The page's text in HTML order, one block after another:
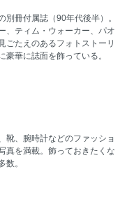
別冊付属誌（90年代後半）。
、ティム・ウォーカー、パオ
ごたえのあるフォトストーリ
豪華に誌面を飾っている。
靴、腕時計などのファッショ
真を満載。飾っておきたくな
数。